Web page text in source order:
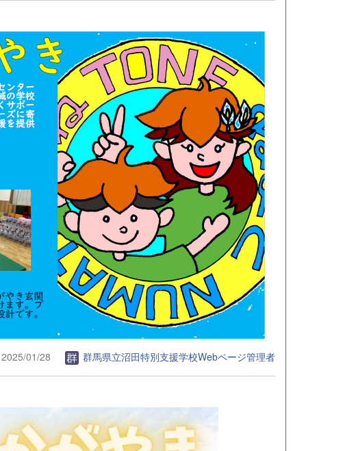
2025/01/28 群馬県立沼田特別支援学校Webページ管理者